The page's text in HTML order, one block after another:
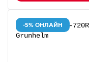
-5% ОНЛАЙН